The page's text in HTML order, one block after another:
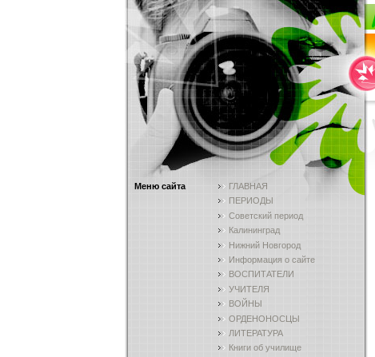
Меню сайта
ГЛАВНАЯ
ПЕРИОДЫ
Советский период
Калининград
Нижний Новгород
Информация о сайте
ВОСПИТАТЕЛИ
УЧИТЕЛЯ
ВОЙНЫ
ОРДЕНОНОСЦЫ
ЛИТЕРАТУРА
Книги об училище